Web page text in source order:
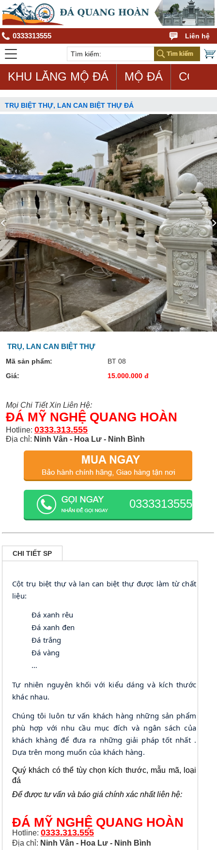
0333313555 Liên hệ
KHU LĂNG MỘ ĐÁ MỘ ĐÁ CON
TRỤ BIỆT THỰ, LAN CAN BIỆT THỰ ĐÁ
TRỤ, LAN CAN BIỆT THỰ
Mã sản phẩm:
BT 08
Giá:
15.000.000 đ
Mọi Chi Tiết Xin Liên Hệ:
ĐÁ MỸ NGHỆ QUANG HOÀN
Hotline: 0333.313.555
Địa chỉ: Ninh Vân - Hoa Lư - Ninh Bình
0333313555
CHI TIẾT SP
Cột trụ biệt thự và lan can biệt thự được làm từ chất
liệu:
Đá xanh rêu
Đá xanh đen
Đá trắng
Đá vàng
…
Tự nhiên nguyên khối với kiểu dáng và kích thước
khác nhau.
Chúng tôi luôn tư vấn khách hàng những sản phẩm
phù hợp với nhu cầu mục đích và ngân sách của
khách khàng để đưa ra những giải pháp tốt nhất .
Dựa trên mong muốn của khách hàng.
Quý khách có thể tùy chọn kích thước, mẫu mã, loại
đá
Để được tư vấn và báo giá chính xác nhất liên hệ:
ĐÁ MỸ NGHỆ QUANG HOÀN
Hotline: 0333.313.555
Địa chỉ: Ninh Vân - Hoa Lư - Ninh Bình